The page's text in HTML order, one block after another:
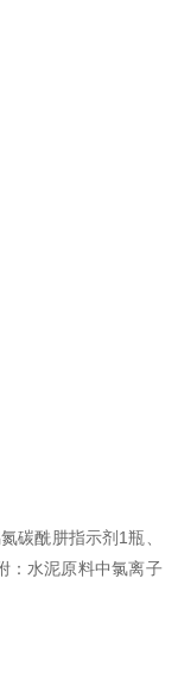
碳酰肼指示剂1瓶、
：水泥原料中氯离子